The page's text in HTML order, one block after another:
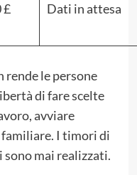
£ Dati in attesa
rende le persone
di fare scelte
avviare
familiare. I timori di
sono mai realizzati.